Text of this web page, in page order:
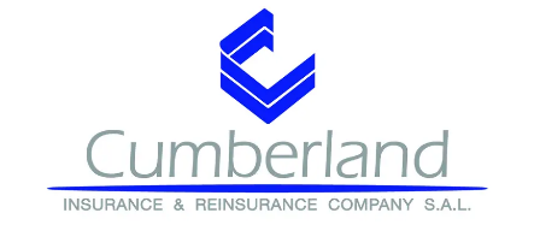
تواجه الاقتصاد الأميركي إذا شهد قطاع الذكاء الاصطناعي
تصحيحا حادا أو انهيارا في التقييمات الاستثمارية.